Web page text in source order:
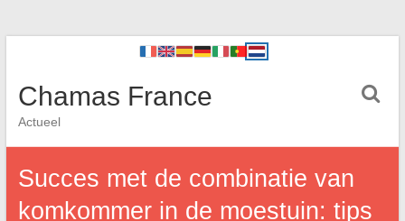
Chamas France
Actueel
Succes met de combinatie van
komkommer in de moestuin: tips